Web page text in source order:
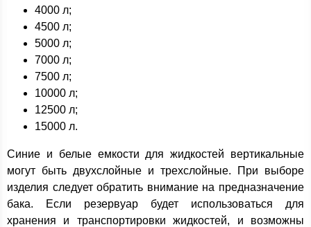
4000 л;
4500 л;
5000 л;
7000 л;
7500 л;
10000 л;
12500 л;
15000 л.
Синие и белые емкости для жидкостей вертикальные
могут быть двухслойные и трехслойные. При выборе
изделия следует обратить внимание на предназначение
бака. Если резервуар будет использоваться для
хранения и транспортировки жидкостей, и возможны